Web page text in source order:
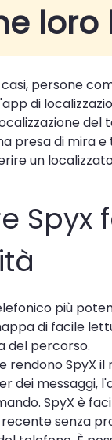
persone
di
presa di mira
un
più
di facile
del percorso.
SpyX
dei
SpyX è
senza